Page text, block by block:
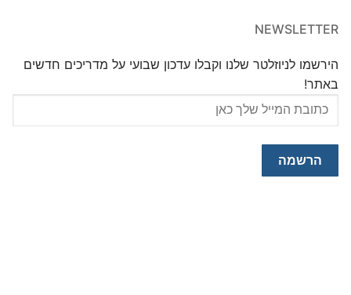
NEWSLETTER
הירשמו לניוזלטר שלנו וקבלו עדכון שבועי על מדריכים חדשים
באתר!